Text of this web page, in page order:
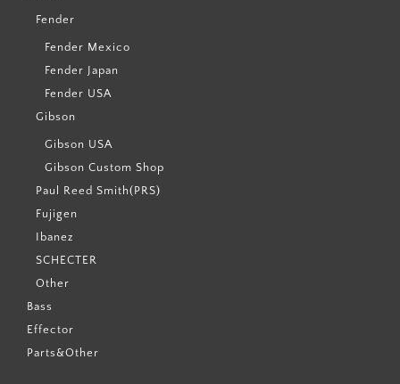
Fender
Fender Mexico
Fender Japan
Fender USA
Gibson
Gibson USA
Gibson Custom Shop
Paul Reed Smith(PRS)
Fujigen
Ibanez
SCHECTER
Other
Bass
Effector
Parts&Other